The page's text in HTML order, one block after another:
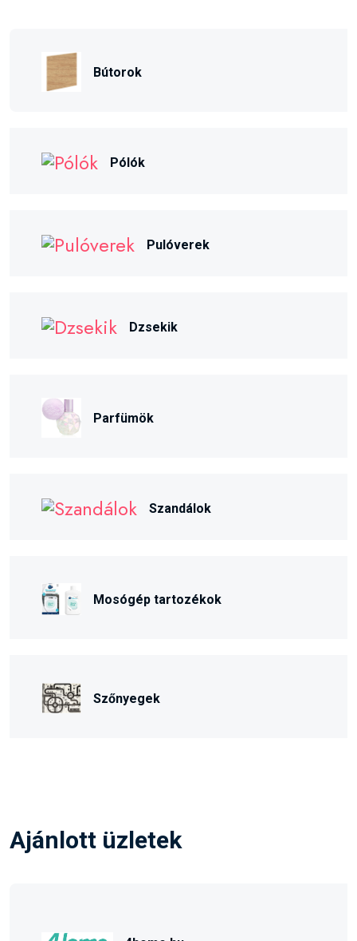
Bútorok
Pólók
Pulóverek
Dzsekik
Parfümök
Szandálok
Mosógép tartozékok
Szőnyegek
Ajánlott üzletek